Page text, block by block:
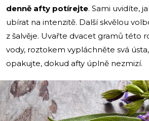
denně afty potírejte. Sami uvidíte,
ubírat na intenzitě. Další skvělou
z šalvěje. Uvařte dvacet gramů této
vody, roztokem vypláchněte svá
opakujte, dokud afty úplně nezmizí.